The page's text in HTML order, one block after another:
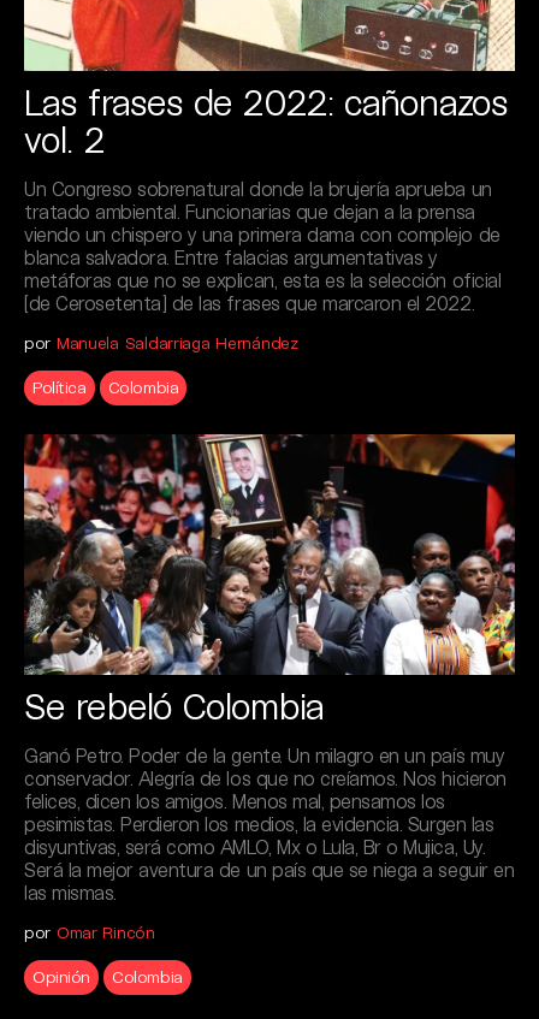
Las frases de 2022: cañonazos
vol. 2
Un Congreso sobrenatural donde la brujería aprueba un
tratado ambiental. Funcionarias que dejan a la prensa
viendo un chispero y una primera dama con complejo de
blanca salvadora. Entre falacias argumentativas y
metáforas que no se explican, esta es la selección oficial
[de Cerosetenta] de las frases que marcaron el 2022.
por Manuela Saldarriaga Hernández
Política Colombia
Se rebeló Colombia
Ganó Petro. Poder de la gente. Un milagro en un país muy
conservador. Alegría de los que no creíamos. Nos hicieron
felices, dicen los amigos. Menos mal, pensamos los
pesimistas. Perdieron los medios, la evidencia. Surgen las
disyuntivas, será como AMLO, Mx o Lula, Br o Mujica, Uy.
Será la mejor aventura de un país que se niega a seguir en
las mismas.
por Omar Rincón
Opinión Colombia